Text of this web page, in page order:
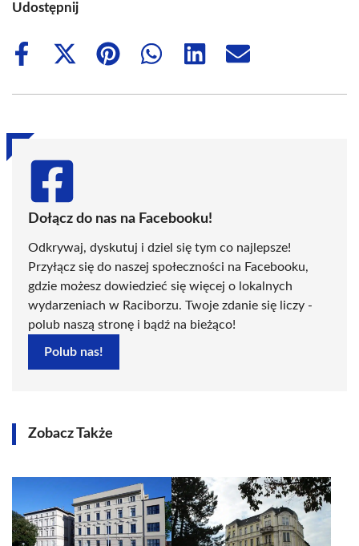
Udostępnij
Share
Share
(Twitter)
Share
Share
Share
Share
Dołącz do nas na Facebooku!
Odkrywaj, dyskutuj i dziel się tym co najlepsze!
Przyłącz się do naszej społeczności na Facebooku,
gdzie możesz dowiedzieć się więcej o lokalnych
wydarzeniach w Raciborzu. Twoje zdanie się liczy -
polub naszą stronę i bądź na bieżąco!
Polub nas!
Zobacz Także